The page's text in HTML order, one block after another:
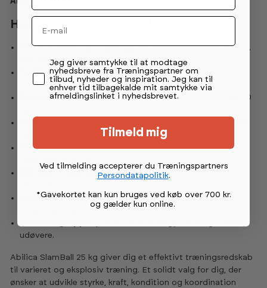
Hvorfor vælge Abilica SlamBalls?
Effektiv helkropstræning:udvikler styrke, eksplosivitet,
kondition og kernemuskulatur.
Funktionelle øvelser:velegnet til slam, kast, løft og
rotationsøvelser.
Flere vægtvalg:fås i 5, 10, 15, 20, 25, 30, 35, 40, 45 og 50
Robust konstruktion:slidstærk PVC og fyld af jernsand
Skånsom mod underlaget:designet til at reducere
Sikkert greb:struktureret overflade giver god kontrol
udøvere.
Abilica SlamBall 25 kg giver dig et effektivt træningsredskab
til varieret og eksplosiv træning. Et solidt valg for dig, der
ønsker at udvikle styrke, kraft, kondition og koordination
Email
Permission tekst
Jeg giver samtykke til at modtage
nyhedsbreve fra Træningspartner om
tilbud, nyheder og inspiration. Jeg kan til
enhver tid tilbagekalde mit samtykke via
afmeldingslinket i nyhedsbrevet.
Tilmeld mig
Ved tilmelding accepterer du Træningspartners
Persondatapolitik.
*Gavekortet kan kun bruges ved køb over 700 kr.
og gælder kun online.